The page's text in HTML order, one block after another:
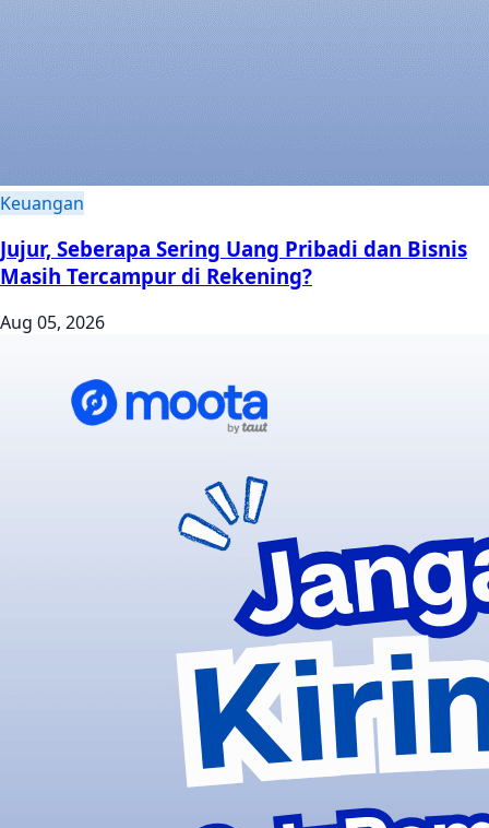
Keuangan
Jujur, Seberapa Sering Uang Pribadi dan Bisnis
Masih Tercampur di Rekening?
Aug 05, 2026